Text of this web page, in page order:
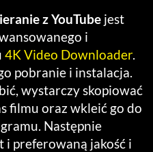
z YouTube jest
i
4K Video Downloader.
pobranie i instalacja.
wystarczy skopiować
filmu oraz wkleić go do
Następnie
preferowaną jakość i